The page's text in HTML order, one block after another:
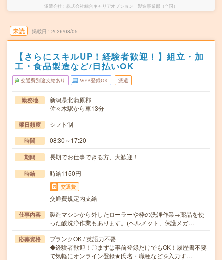
派遣会社 株式会社綜合キャリアオプション 製造事業部（全国）
未読 掲載日 2026/08/05
【さらにスキルUP！経験者歓迎！】組立・加
工・食品製造など/日払いOK
交通費別途支給あり WEB登録OK 派遣
勤務地
新潟県北蒲原郡
佐々木駅から車13分
曜日頻度 シフト制
時間 08:30～17:20
期間 長期でお仕事できる方、大歓迎！
時給 時給1150円
交通費
交通費規定内支給
仕事内容
製造マシンから外したローラーや枠の洗浄作業→薬品を使
った酸洗浄作業もあります。(ヘルメット、保護メガ…
応募資格
ブランクOK / 英語力不要
◆経験者歓迎！〇まずは事前登録だけでもOK！履歴書不要
で気軽にオンライン登録★氏名・職種などを入力す…